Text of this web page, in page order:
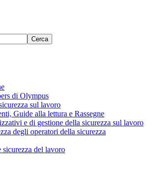
Cerca
di Olympus
sul lavoro
Guide alla lettura e Rassegne
e di gestione della sicurezza sul lavoro
degli operatori della sicurezza
sicurezza del lavoro